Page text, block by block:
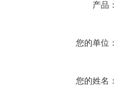
产品：
您的单位：
您的姓名：